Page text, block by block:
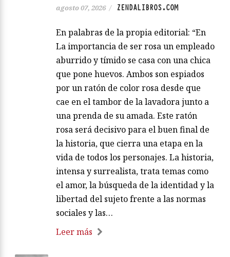
agosto 07, 2026 / ZENDALIBROS.COM
En palabras de la propia editorial: “En
La importancia de ser rosa un empleado
aburrido y tímido se casa con una chica
que pone huevos. Ambos son espiados
por un ratón de color rosa desde que
cae en el tambor de la lavadora junto a
una prenda de su amada. Este ratón
rosa será decisivo para el buen final de
la historia, que cierra una etapa en la
vida de todos los personajes. La historia,
intensa y surrealista, trata temas como
el amor, la búsqueda de la identidad y la
libertad del sujeto frente a las normas
sociales y las…
Leer más